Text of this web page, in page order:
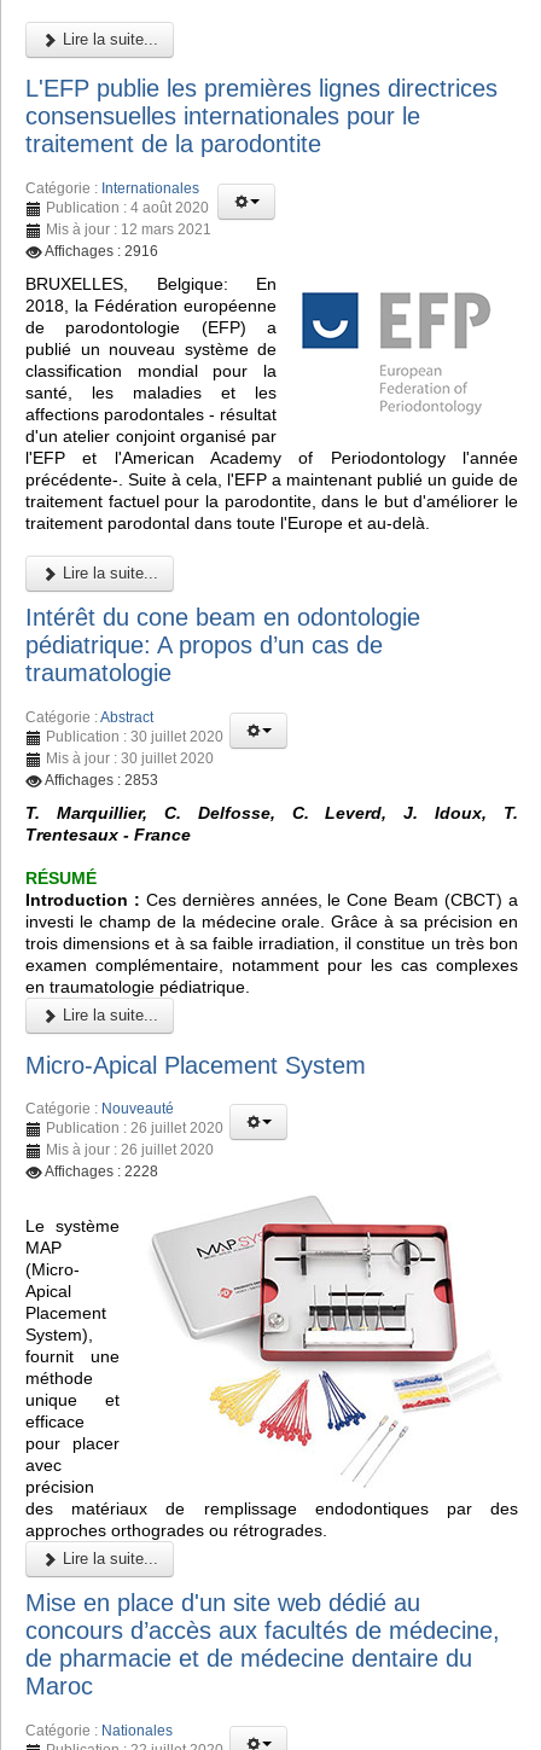
Lire la suite...
L'EFP publie les premières lignes directrices
consensuelles internationales pour le
traitement de la parodontite
Catégorie : Internationales
Publication : 4 août 2020
Mis à jour : 12 mars 2021
Affichages : 2916
BRUXELLES, Belgique: En
2018, la Fédération européenne
de parodontologie (EFP) a
publié un nouveau système de
classification mondial pour la
santé, les maladies et les
affections parodontales - résultat
d'un atelier conjoint organisé par
l'EFP et l'American Academy of Periodontology l'année
précédente-. Suite à cela, l'EFP a maintenant publié un guide de
traitement factuel pour la parodontite, dans le but d'améliorer le
traitement parodontal dans toute l'Europe et au-delà.
Lire la suite...
Intérêt du cone beam en odontologie
pédiatrique: A propos d’un cas de
traumatologie
Catégorie :Abstract
Publication : 30 juillet 2020
Mis à jour : 30 juillet 2020
Affichages : 2853
T. Marquillier, C. Delfosse, C. Leverd, J. Idoux, T.
Trentesaux - France
RÉSUMÉ
Introduction : Ces dernières années, leCone Beam (CBCT)a
investi le champ de la médecine orale. Grâce à sa précision en
trois dimensions et à sa faible irradiation, il constitue un très bon
examen complémentaire, notamment pour les cas complexes
en traumatologie pédiatrique.
Lire la suite...
Micro-Apical Placement System
Catégorie : Nouveauté
Publication : 26 juillet 2020
Mis à jour : 26 juillet 2020
Affichages : 2228
Le système
MAP
(Micro-
Apical
Placement
System),
fournit une
méthode
unique et
efficace
pour placer
avec
précision
des matériaux de remplissage endodontiques par des
approches orthogrades ou rétrogrades.
Lire la suite...
Mise en place d'un site web dédié au
concours d’accès aux facultés de médecine,
de pharmacie et de médecine dentaire du
Maroc
Catégorie : Nationales